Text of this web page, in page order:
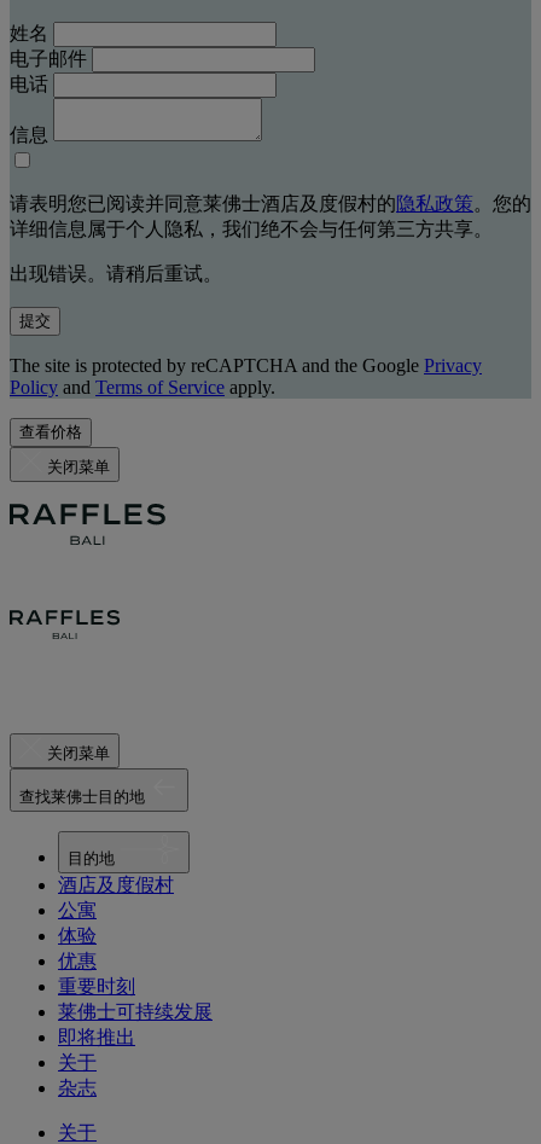
姓名
电子邮件
电话
信息
请表明您已阅读并同意莱佛士酒店及度假村的隐私政策。您的
详细信息属于个人隐私，我们绝不会与任何第三方共享。
出现错误。请稍后重试。
提交
The site is protected by reCAPTCHA and the Google Privacy
Policy and Terms of Service apply.
查看价格
关闭菜单
关闭菜单
查找莱佛士目的地
目的地
酒店及度假村
公寓
体验
优惠
重要时刻
莱佛士可持续发展
即将推出
关于
杂志
关于